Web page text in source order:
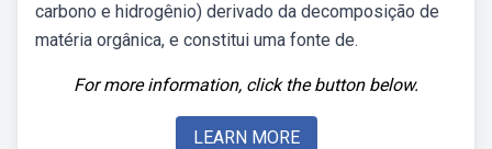
carbono e hidrogênio) derivado da decomposição de
matéria orgânica, e constitui uma fonte de.
For more information, click the button below.
LEARN MORE